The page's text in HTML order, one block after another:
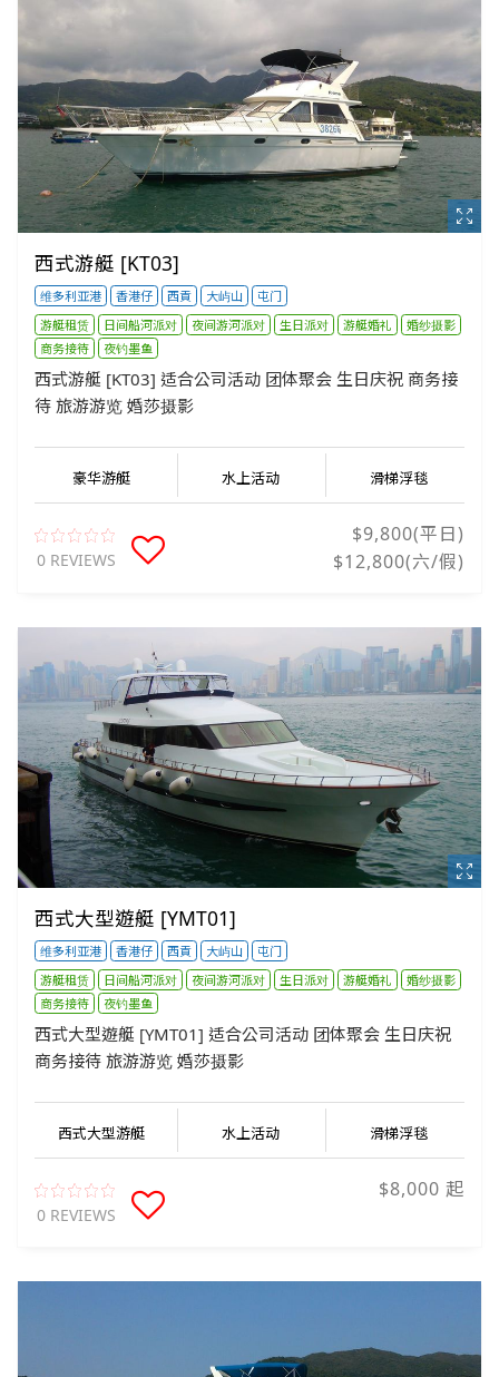
西式游艇 [KT03]
维多利亚港 香港仔 西貢 大屿山
屯门
游艇租赁
日间船河派对 夜间游河派对 生日派对 游艇婚礼
婚纱摄影
商务接待
夜钓墨鱼
西式游艇 [KT03] 适合公司活动 团体聚会 生日庆祝 商务接
待 旅游游览 婚莎摄影
豪华游艇 水上活动 滑梯浮毯
0 REVIEWS
$9,800(平日)
$12,800(六/假)
西式大型遊艇 [YMT01]
维多利亚港 香港仔 西貢 大屿山
屯门
游艇租赁
日间船河派对 夜间游河派对 生日派对 游艇婚礼
婚纱摄影
商务接待
夜钓墨鱼
西式大型遊艇 [YMT01] 适合公司活动 团体聚会 生日庆祝
商务接待 旅游游览 婚莎摄影
西式大型游艇 水上活动 滑梯浮毯
0 REVIEWS
$8,000 起